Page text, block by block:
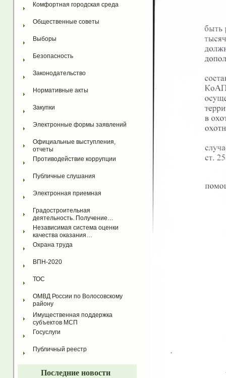
Комфортная городская среда
Общественные советы
Выборы
Безопасность
Законодательство
Нормативные акты
Закупки
Электронные формы заявлений
Официальные выступления,
отчеты
Противодействие коррупции
Публичные слушания
Электронная приемная
Градостроительная
деятельность. Получение…
Независимая система оценки
качества оказания…
Охрана труда
ВПН-2020
ТОС
ОМВД России по Волосовскому
району
Имущественная поддержка
субъектов МСП
Госуслуги
Публичный реестр
Последние новости